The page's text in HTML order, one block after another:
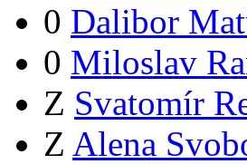
0 Dalibor
0 Miloslav
Z Svatomír
Z Alena